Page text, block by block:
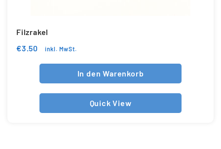
Filzrakel
€3.50 inkl. MwSt.
In den Warenkorb
Quick View